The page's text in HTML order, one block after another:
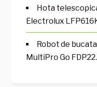
Hota
Electrolux
Robot de
MultiPro Go